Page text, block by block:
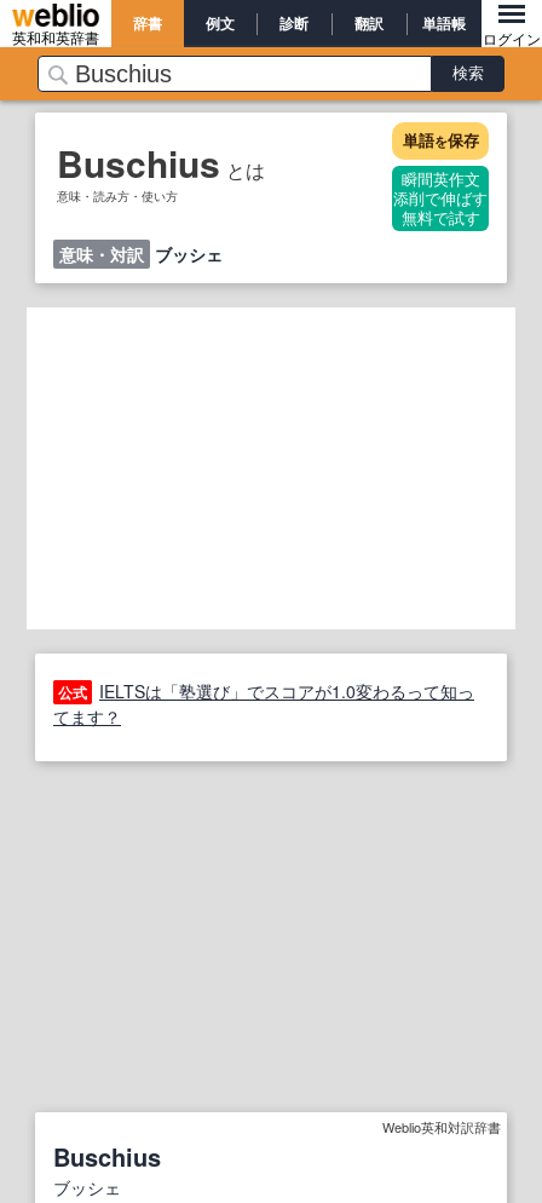
英和和英辞書
辞書 例文 診断 翻訳 単語帳
ログイン
Buschius とは
意味・読み方・使い方
単語を保存
瞬間英作文
添削で伸ばす
無料で試す
意味・対訳 ブッシェ
公式
IELTSは「塾選び」でスコアが1.0変わるって知っ
てます？
Weblio英和対訳辞書
Buschius
ブッシェ